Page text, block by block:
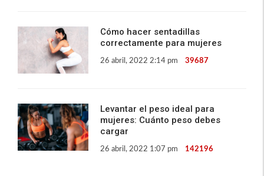
Cómo hacer sentadillas
correctamente para mujeres
26 abril, 2022 2:14 pm 39687
Levantar el peso ideal para
mujeres: Cuánto peso debes
cargar
26 abril, 2022 1:07 pm 142196